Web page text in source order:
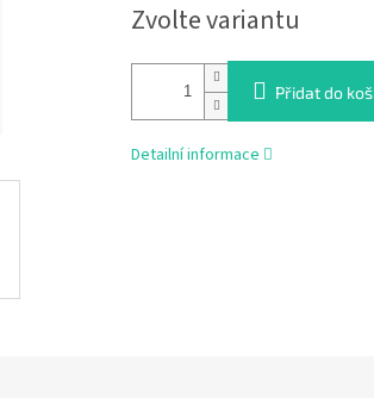
cena:
Zvolte variantu
Přidat do
Detailní informace